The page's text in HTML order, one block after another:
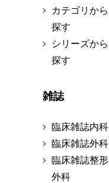
カテゴリから
探す
シリーズから
探す
雑誌
臨床雑誌内科
臨床雑誌外科
臨床雑誌整形
外科